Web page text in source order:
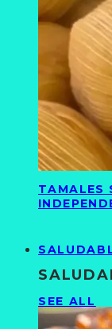
TAMALES
SEE ALL